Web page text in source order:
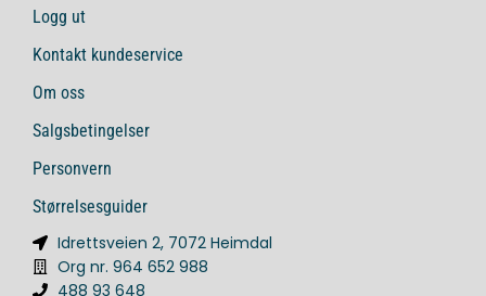
Logg ut
Kontakt kundeservice
Om oss
Salgsbetingelser
Personvern
Størrelsesguider
Idrettsveien 2, 7072 Heimdal
Org nr. 964 652 988
488 93 648